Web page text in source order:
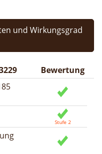
und Wirkungsgrad
Bewertung